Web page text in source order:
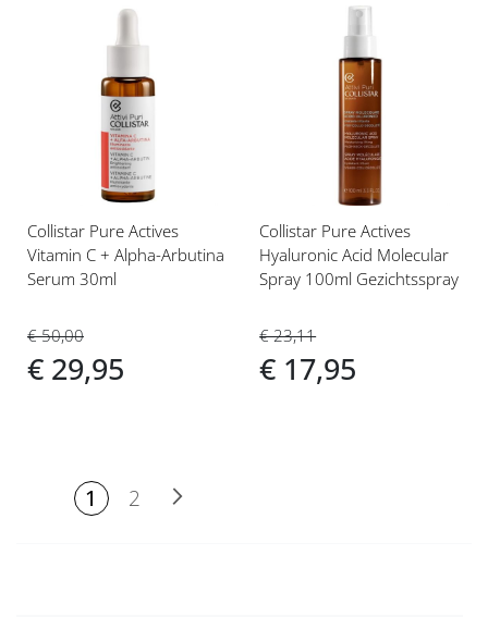
verlanglijst
Collistar Pure Actives
Vitamin C + Alpha-Arbutina
Serum 30ml
€ 50,00
€ 29,95
verlanglijst
Collistar Pure Actives
Hyaluronic Acid Molecular
Spray 100ml Gezichtsspray
€ 23,11
€ 17,95
U lees
1 2